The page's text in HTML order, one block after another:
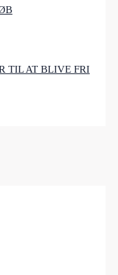
TIL AT BLIVE FRI